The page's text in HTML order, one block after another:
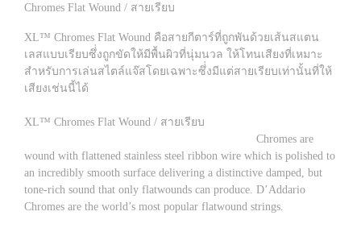
Chromes Flat Wound / สายเรียบ
XL™ Chromes Flat Wound คือสายกีตาร์ที่ถูกพันด้วยเส้นสแตน
เลสแบบเรียบซึ่่งถูกขัดให้มีพื้นผิวที่นุ่มนวล ให้โทนเสียงที่เหมาะ
สำหรับการเล่นสไตล์แจ๊สโดยเฉพาะซึ่่งมีแต่สายเรียบเท่านั้นที่ให้
เสียงเช่นนี้ได้
XL™ Chromes Flat Wound / สายเรียบ
Chromes are
wound with flattened stainless steel ribbon wire which is polished to
an incredibly smooth surface delivering a distinctive damped, but
tone-rich sound that only flatwounds can produce. D’Addario
Chromes are the world’s most popular flatwound strings.